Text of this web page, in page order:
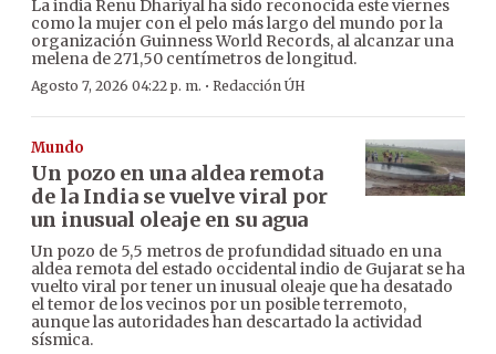
La india Renu Dhariyal ha sido reconocida este viernes
como la mujer con el pelo más largo del mundo por la
organización Guinness World Records, al alcanzar una
melena de 271,50 centímetros de longitud.
Agosto 7, 2026 04:22 p. m. · Redacción ÚH
Mundo
Un pozo en una aldea remota
de la India se vuelve viral por
un inusual oleaje en su agua
Un pozo de 5,5 metros de profundidad situado en una
aldea remota del estado occidental indio de Gujarat se ha
vuelto viral por tener un inusual oleaje que ha desatado
el temor de los vecinos por un posible terremoto,
aunque las autoridades han descartado la actividad
sísmica.